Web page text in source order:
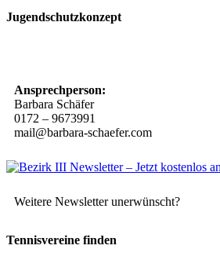
Jugendschutzkonzept
Ansprechperson:
Barbara Schäfer
0172 – 9673991
mail@barbara-schaefer.com
Weitere Newsletter unerwünscht?
Tennisvereine finden